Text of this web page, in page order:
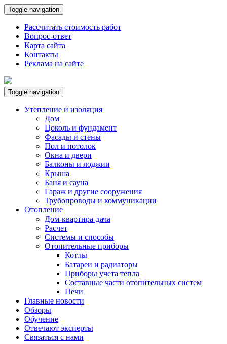
Toggle navigation
Рассчитать стоимость работ
Вопрос-ответ
Карта сайта
Контакты
Реклама на сайте
Toggle navigation
Утепление и изоляция
Дом
Цоколь и фундамент
Фасады и стены
Пол и потолок
Окна и двери
Балконы и лоджии
Крыша
Баня и сауна
Гараж и другие сооружения
Трубопроводы и коммуникации
Отопление
Дом-квартира-дача
Расчет
Системы и способы
Отопительные приборы
Котлы
Батареи и радиаторы
Приборы учета тепла
Составные части отопительных систем
Печи
Главные новости
Обзоры
Обучение
Отвечают эксперты
Связаться с нами